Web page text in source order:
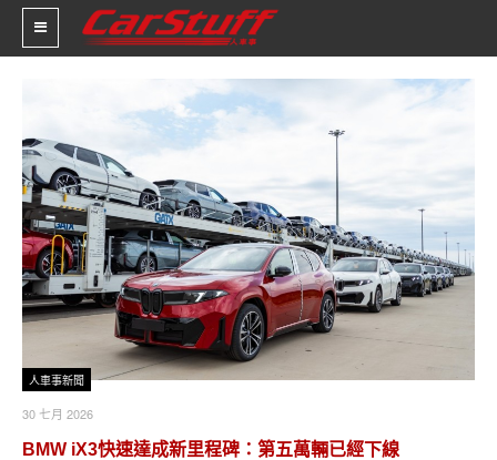
新車價格
車市新聞
賽車新聞
汽車改裝
輪胎特區
促銷訊息
人車軼事
人車事新聞
30 七月 2026
BMW iX3快速達成新里程碑：第五萬輛已經下線